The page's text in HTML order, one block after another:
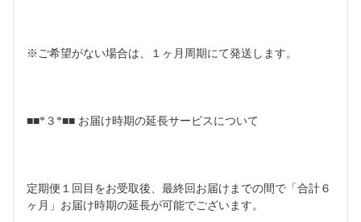
※ご希望がない場合は、１ヶ月周期にて発送します。
■■*３*■■ お届け時期の延長サービスについて
定期便１回目をお受取後、最終回お届けまでの間で「合計６
ヶ月」お届け時期の延長が可能でございます。